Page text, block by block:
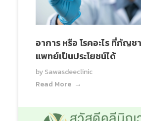
อาการ หรือ โรคอะไร ที่กัญช
แพทย์เป็นประโยชน์ได้
bySawasdeeclinic
Read More